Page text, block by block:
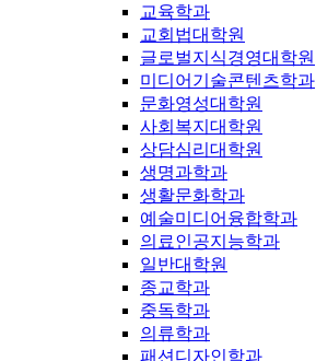
교육학과
교회법대학원
글로벌지식경영대학원
미디어기술콘텐츠학과
문화영성대학원
사회복지대학원
상담심리대학원
생명과학과
생활문화학과
예술미디어융합학과
의료인공지능학과
일반대학원
종교학과
중독학과
의류학과
패션디자인학과